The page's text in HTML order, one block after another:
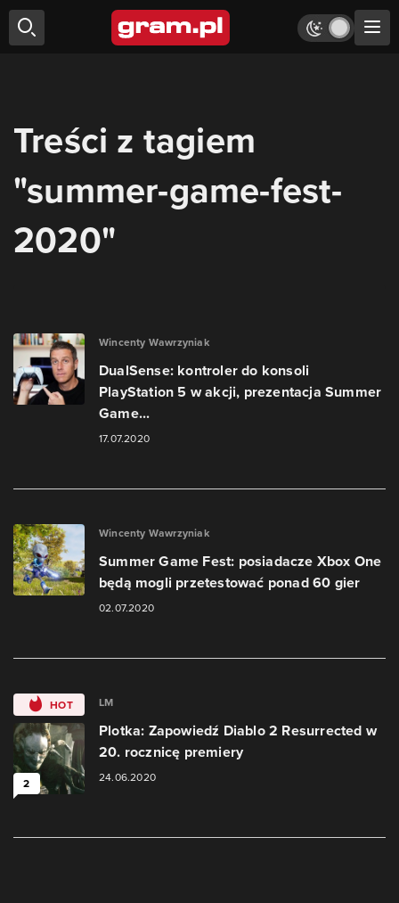
Treści z tagiem
"summer-game-fest-
2020"
Wincenty Wawrzyniak
DualSense: kontroler do konsoli
PlayStation 5 w akcji, prezentacja Summer
Game...
17.07.2020
Wincenty Wawrzyniak
Summer Game Fest: posiadacze Xbox One
będą mogli przetestować ponad 60 gier
02.07.2020
HOT
2
LM
Plotka: Zapowiedź Diablo 2 Resurrected w
20. rocznicę premiery
24.06.2020